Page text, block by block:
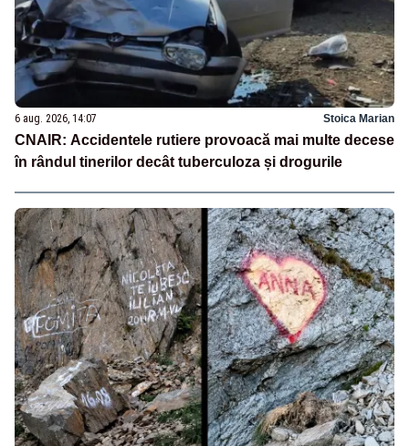
6 aug. 2026, 14:07 Stoica Marian
CNAIR: Accidentele rutiere provoacă mai multe decese
în rândul tinerilor decât tuberculoza și drogurile